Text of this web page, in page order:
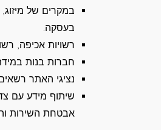
במקרים של
בעסקה.
רשויות אכיפה,
חברות בנות
נציגי האתר
שיתוף מידע עם
אבטחת השירות